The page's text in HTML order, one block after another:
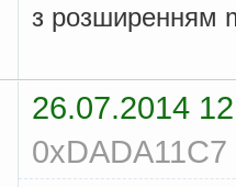
з розширенням
26.07.2014